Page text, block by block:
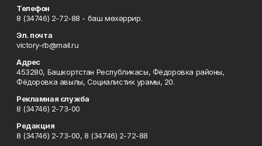
Телефон
8 (34746) 2-72-88 - баш мөхәррир.
Эл. почта
victory-rb@mail.ru
Адрес
453280, Башкортстан Республикасы, Фёдоровка районы,
Фёдоровка авылы, Социалистик урамы, 20.
Рекламная служба
8 (34746) 2-73-00
Редакция
8 (34746) 2-73-00, 8 (34746) 2-72-88